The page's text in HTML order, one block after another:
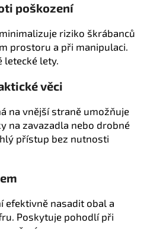
poškození
riziko škrábanců
prostoru a při manipulaci.
letecké lety.
věci
na vnější straně umožňuje
na zavazadla nebo drobné
přístup bez nutnosti
efektivně nasadit obal a
Poskytuje pohodlí při